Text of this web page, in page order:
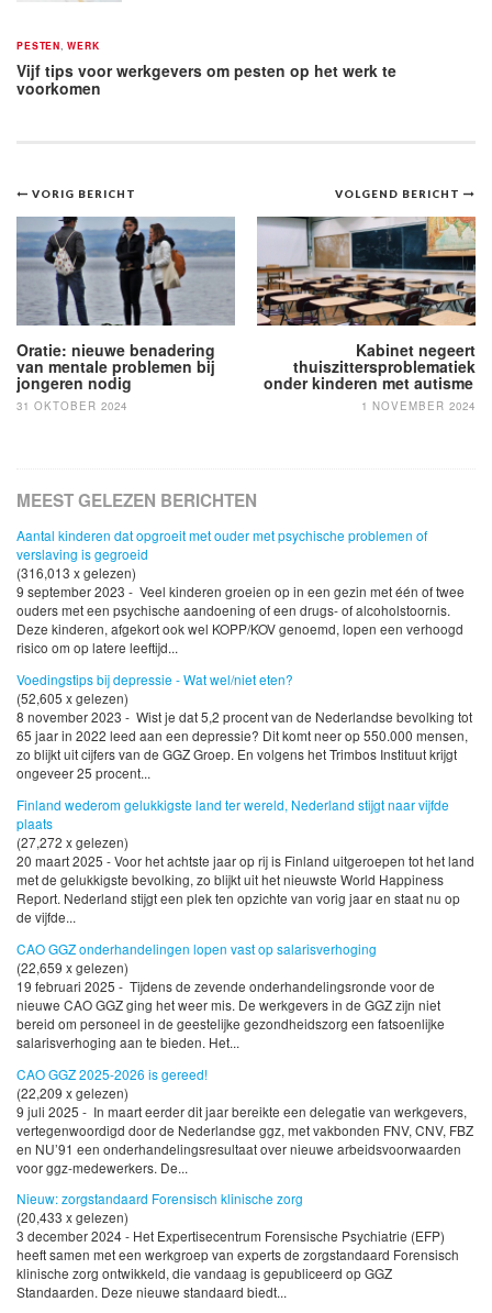
PESTEN WERK
Vijf tips voor werkgevers om pesten op het werk te
voorkomen
Bericht
navigatie
VOLGEND BERICHT
Kabinet negeert
thuiszittersproblematiek
onder kinderen met autisme
1 NOVEMBER 2024
VORIG BERICHT
Oratie: nieuwe benadering
van mentale problemen bij
jongeren nodig
31 OKTOBER 2024
MEEST GELEZEN BERICHTEN
Aantal kinderen dat opgroeit met ouder met psychische problemen of
verslaving is gegroeid
(316,013 x gelezen)
9 september 2023 - Veel kinderen groeien op in een gezin met één of twee
ouders met een psychische aandoening of een drugs- of alcoholstoornis.
Deze kinderen, afgekort ook wel KOPP/KOV genoemd, lopen een verhoogd
risico om op latere leeftijd...
Voedingstips bij depressie - Wat wel/niet eten?
(52,605 x gelezen)
8 november 2023 - Wist je dat 5,2 procent van de Nederlandse bevolking tot
65 jaar in 2022 leed aan een depressie? Dit komt neer op 550.000 mensen,
zo blijkt uit cijfers van de GGZ Groep. En volgens het Trimbos Instituut krijgt
ongeveer 25 procent...
Finland wederom gelukkigste land ter wereld, Nederland stijgt naar vijfde
plaats
(27,272 x gelezen)
20 maart 2025 - Voor het achtste jaar op rij is Finland uitgeroepen tot het land
met de gelukkigste bevolking, zo blijkt uit het nieuwste World Happiness
Report. Nederland stijgt een plek ten opzichte van vorig jaar en staat nu op
de vijfde...
CAO GGZ onderhandelingen lopen vast op salarisverhoging
(22,659 x gelezen)
19 februari 2025 - Tijdens de zevende onderhandelingsronde voor de
nieuwe CAO GGZ ging het weer mis. De werkgevers in de GGZ zijn niet
bereid om personeel in de geestelijke gezondheidszorg een fatsoenlijke
salarisverhoging aan te bieden. Het...
CAO GGZ 2025-2026 is gereed!
(22,209 x gelezen)
9 juli 2025 - In maart eerder dit jaar bereikte een delegatie van werkgevers,
vertegenwoordigd door de Nederlandse ggz, met vakbonden FNV, CNV, FBZ
en NU’91 een onderhandelingsresultaat over nieuwe arbeidsvoorwaarden
voor ggz-medewerkers. De...
Nieuw: zorgstandaard Forensisch klinische zorg
(20,433 x gelezen)
3 december 2024 - Het Expertisecentrum Forensische Psychiatrie (EFP)
heeft samen met een werkgroep van experts de zorgstandaard Forensisch
klinische zorg ontwikkeld, die vandaag is gepubliceerd op GGZ
Standaarden. Deze nieuwe standaard biedt...